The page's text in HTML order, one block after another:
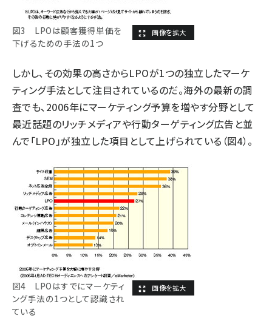
図3 LPOは顧客獲得単価を
下げるための手法の1つ
しかし、その効果の高さからLPOが1つの独立したマーケ
ティング手法として注目されているのだ。海外の最新の調
査でも、2006年にマーケティング予算を増やす分野として
最近話題のリッチメディアや行動ターゲティング広告と並
んで「LPO」が独立した項目として上げられている（図4）。
図4 LPOはすでにマーケティ
ング手法の1つとして認識され
ている